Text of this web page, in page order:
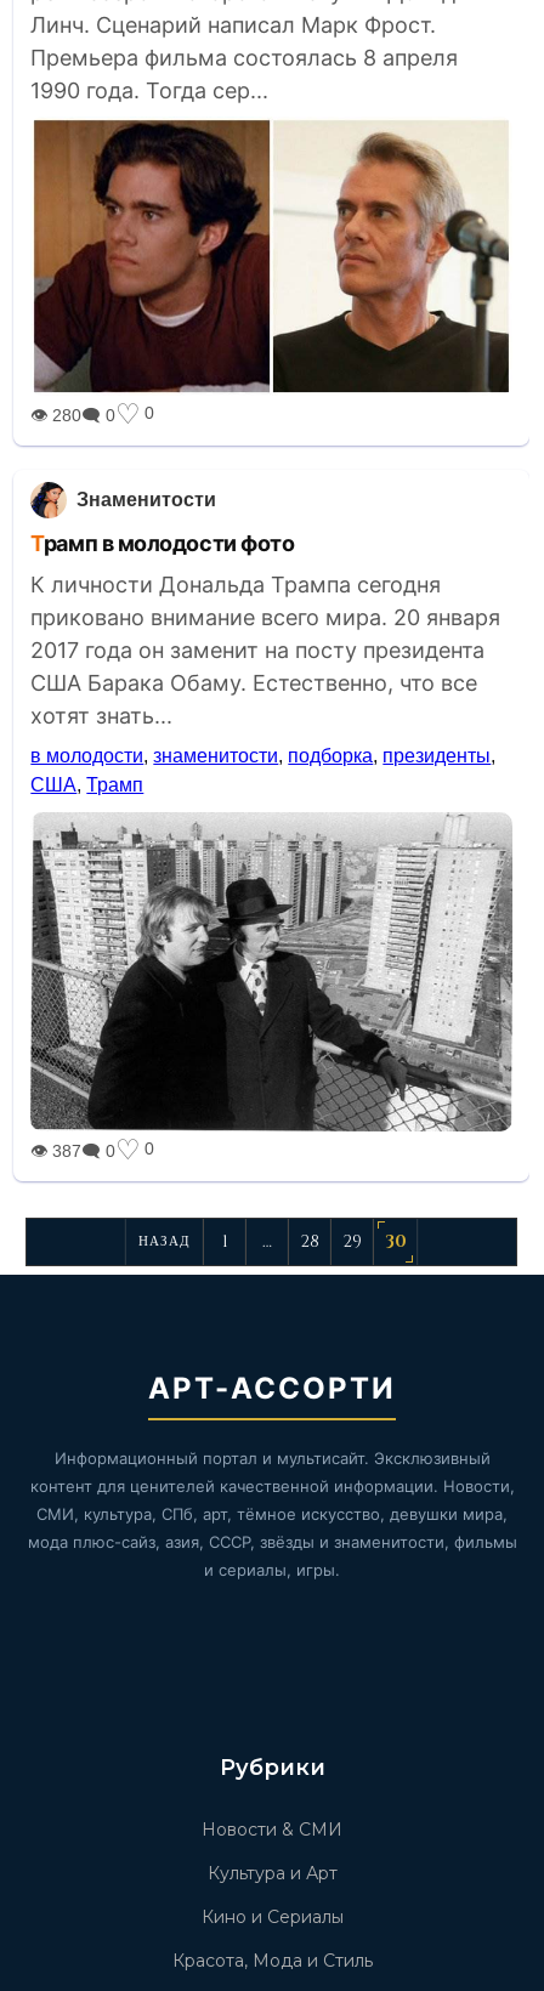
Линч. Сценарий написал Марк Фрост.
Премьера фильма состоялась 8 апреля
1990 года. Тогда сер...
👁 280🗨 0♡ 0
Знаменитости
Трамп в молодости фото
К личности Дональда Трампа сегодня
приковано внимание всего мира. 20 января
2017 года он заменит на посту президента
США Барака Обаму. Естественно, что все
хотят знать...
в молодости,знаменитости, подборка, президенты,
США,Трамп
👁 387🗨 0♡ 0
НАЗАД 1 … 28 29 30
АРТ-АССОРТИ
Информационный портал и мультисайт. Эксклюзивный
контент для ценителей качественной информации. Новости,
СМИ, культура, СПб, арт, тёмное искусство, девушки мира,
мода плюс-сайз, азия, СССР, звёзды и знаменитости, фильмы
и сериалы, игры.
Рубрики
Новости & СМИ
Культура и Арт
Кино и Сериалы
Красота, Мода и Стиль